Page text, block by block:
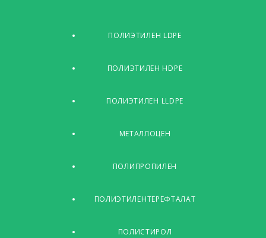
ПОЛИЭТИЛЕН LDPE
ПОЛИЭТИЛЕН HDPE
ПОЛИЭТИЛЕН LLDPE
МЕТАЛЛОЦЕН
ПОЛИПРОПИЛЕН
ПОЛИЭТИЛЕНТЕРЕФТАЛАТ
ПОЛИСТИРОЛ